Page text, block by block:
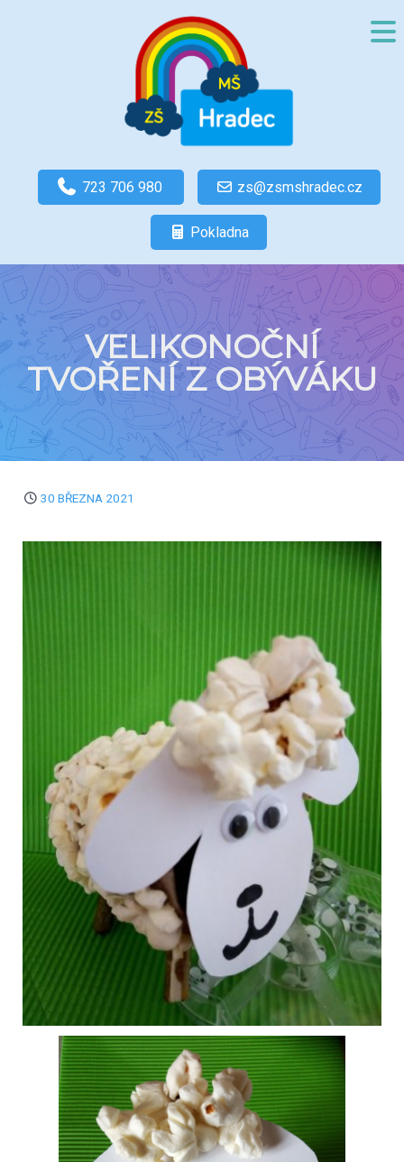
723 706 980 zs@zsmshradec.cz
Pokladna
VELIKONOČNÍ
TVOŘENÍ Z OBÝVÁKU
30 BŘEZNA 2021